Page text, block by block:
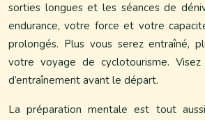
sorties longues et les séances de
endurance, votre force et votre
prolongés. Plus vous serez entraîné,
votre voyage de cyclotourisme.
d’entraînement avant le départ.
La préparation mentale est tout